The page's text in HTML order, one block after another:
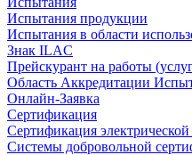
Испытания продукции
Испытания в области
Знак ILAC
Прейскурант на работы
Область Аккредитации
Онлайн-Заявка
Сертификация
Сертификация электрической
Системы добровольной